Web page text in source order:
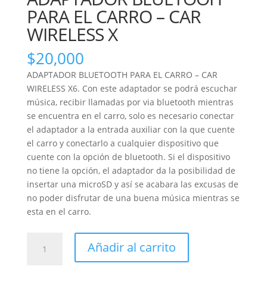
PARA EL CARRO – CAR
WIRELESS X
$20,000
ADAPTADOR BLUETOOTH PARA EL CARRO – CAR
WIRELESS X6. Con este adaptador se podrá escuchar
música, recibir llamadas por via bluetooth mientras
se encuentra en el carro, solo es necesario conectar
el adaptador a la entrada auxiliar con la que cuente
el carro y conectarlo a cualquier dispositivo que
cuente con la opción de bluetooth. Si el dispositivo
no tiene la opción, el adaptador da la posibilidad de
insertar una microSD y así se acabara las excusas de
no poder disfrutar de una buena música mientras se
esta en el carro.
BLUETOOH
Añadir al carrito